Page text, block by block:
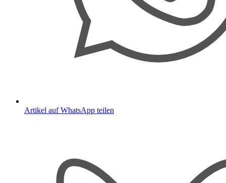
Artikel auf WhatsApp teilen